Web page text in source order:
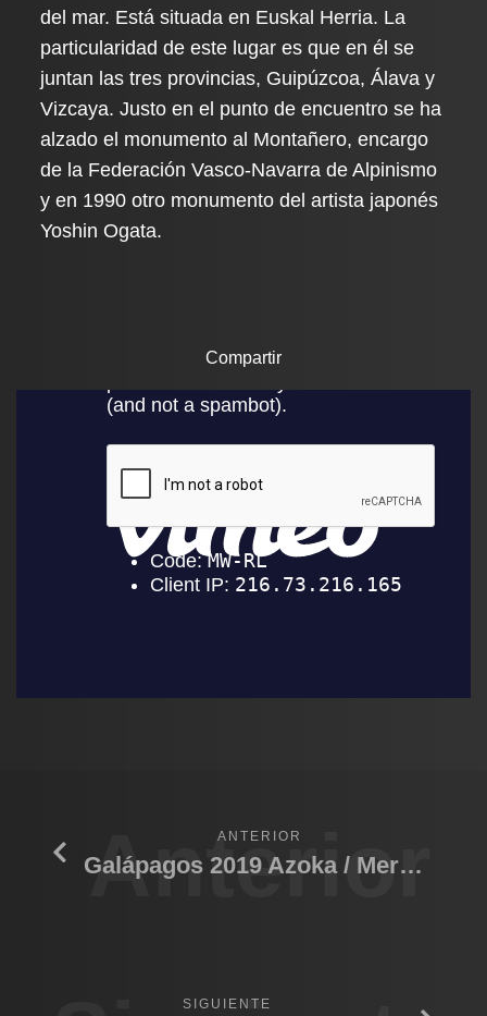
del mar. Está situada en Euskal Herria. La
particularidad de este lugar es que en él se
juntan las tres provincias, Guipúzcoa, Álava y
Vizcaya. Justo en el punto de encuentro se ha
alzado el monumento al Montañero, encargo
de la Federación Vasco-Navarra de Alpinismo
y en 1990 otro monumento del artista japonés
Yoshin Ogata.
Compartir
Anterior
ANTERIOR
Galápagos 2019 Azoka / Mercado
SIGUIENTE